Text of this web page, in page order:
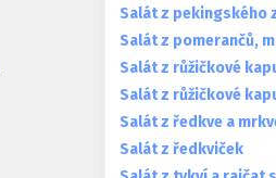
Salát z pekingského
Salát z pomerančů,
Salát z růžičkové
Salát z růžičkové
Salát z ředkve a
Salát z ředkviček